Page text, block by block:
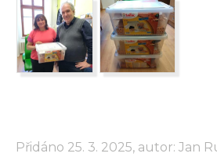
Přidáno 25. 3. 2025, autor: Jan